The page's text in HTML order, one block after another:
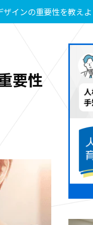
インの重要性を教えよ
要性